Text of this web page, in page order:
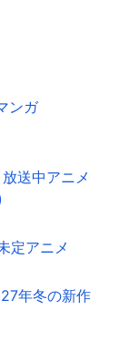
ンガ
放送中アニメ
定アニメ
年冬の新作